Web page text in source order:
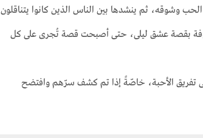
وشوقه، ثم ينشدها بين الناس الذين كانوا يتناقلون
بقصة عشق ليلى، حتى أصبحت قصة تُجرى على كل
تفريق الأحبة، خاصّةً إذا تم كشف سرّهم وافتضح